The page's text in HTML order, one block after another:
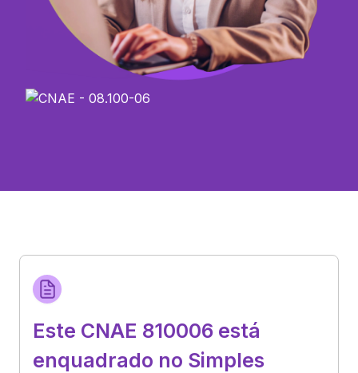
Este CNAE 810006 está
enquadrado no Simples